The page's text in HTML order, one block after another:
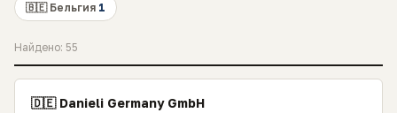
🇧🇪 Бельгия 1
Найдено: 55
🇩🇪 Danieli Germany GmbH